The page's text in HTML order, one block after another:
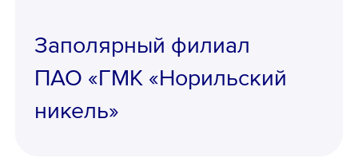
Заполярный филиал
ПАО «ГМК «Норильский
никель»